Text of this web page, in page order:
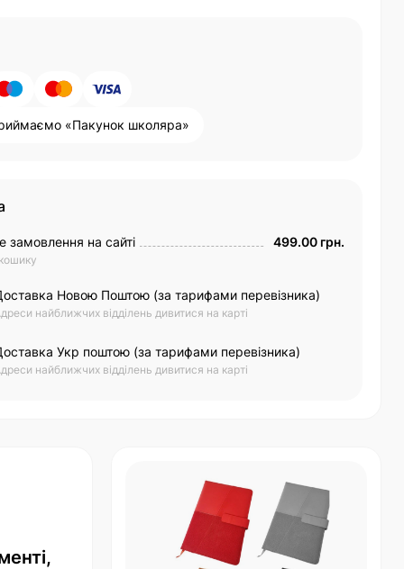
«Пакунок школяра»
замовлення на сайті 499.00 грн.
Новою Поштою (за тарифами перевізника)
найближчих відділень дивитися на карті
Укр поштою (за тарифами перевізника)
найближчих відділень дивитися на карті